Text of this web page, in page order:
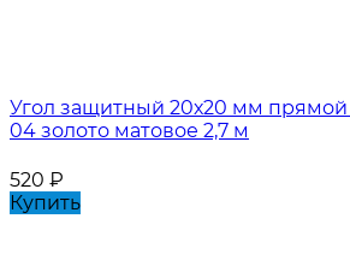
Угол защитный 20х20 мм
04 золото матовое 2,7 м
520 ₽
Купить